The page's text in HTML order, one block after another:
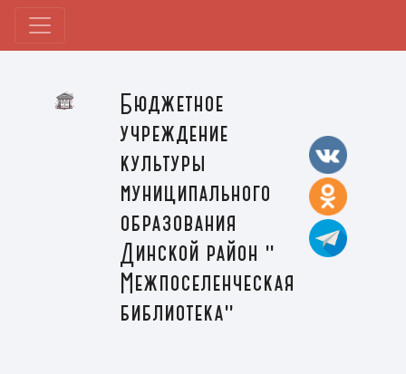
Бюджетное
учреждение
культуры
муниципального
образования
Динской район "
Межпоселенческая
библиотека"